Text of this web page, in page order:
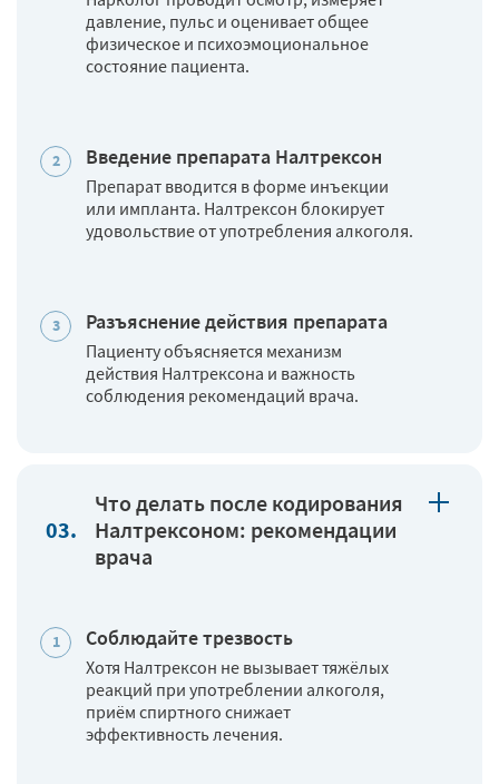
давление, пульс и оценивает общее
физическое и психоэмоциональное
состояние пациента.
Введение препарата Налтрексон
Препарат вводится в форме инъекции
или импланта. Налтрексон блокирует
удовольствие от употребления алкоголя.
Разъяснение действия препарата
Пациенту объясняется механизм
действия Налтрексона и важность
соблюдения рекомендаций врача.
Что делать после кодирования
Налтрексоном: рекомендации
врача
Соблюдайте трезвость
Хотя Налтрексон не вызывает тяжёлых
реакций при употреблении алкоголя,
приём спиртного снижает
эффективность лечения.